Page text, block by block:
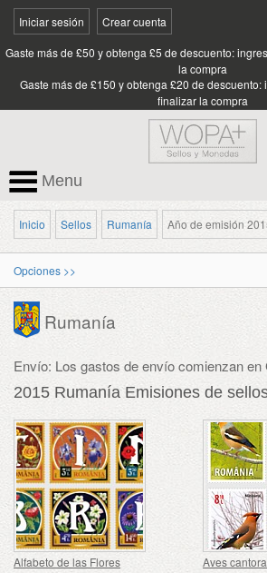
Iniciar sesión Crear cuenta
Gaste más de £50 y obtenga £5 de descuento:
la compra
Gaste más de £150 y obtenga £20 de descuento:
finalizar la compra
Menu
Inicio Sellos Rumanía Año de emisión
Opciones >>
Rumanía
Envío: Los gastos de envío comienzan en
2015 Rumanía Emisiones de
Alfabeto de las Flores Aves